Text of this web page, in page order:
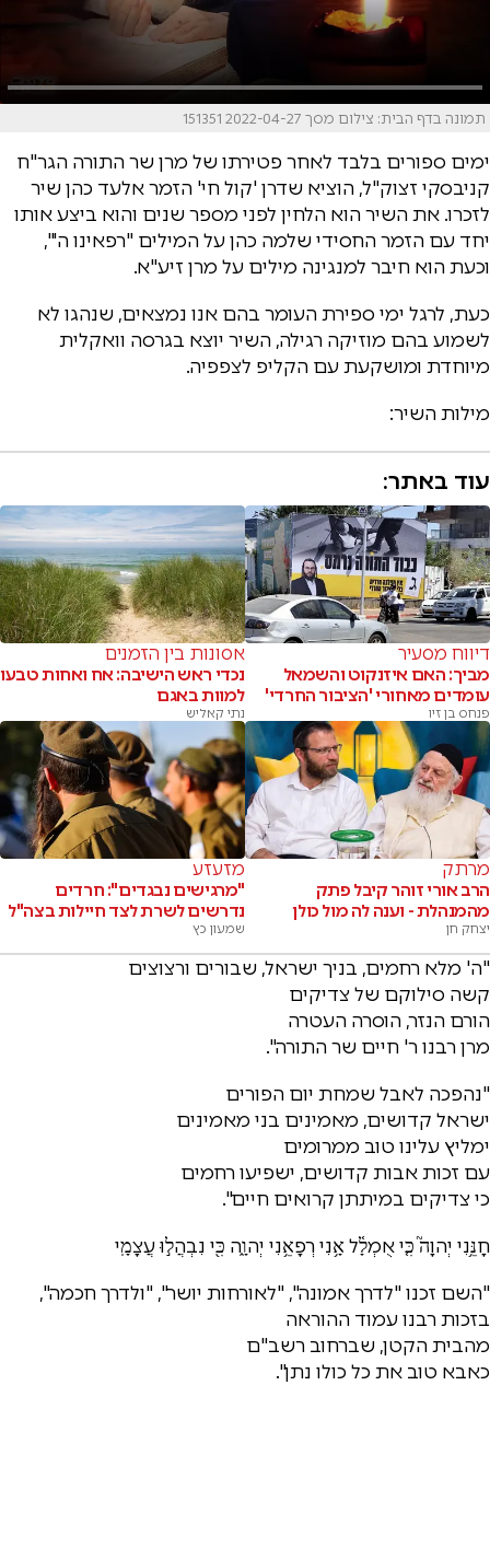
תמונה בדף הבית: צילום מסך 2022-04-27 151351
ימים ספורים בלבד לאחר פטירתו של מרן שר התורה הגר"ח
קניבסקי זצוק"ל, הוציא שדרן 'קול חי' הזמר אלעד כהן שיר
לזכרו. את השיר הוא הלחין לפני מספר שנים והוא ביצע אותו
יחד עם הזמר החסידי שלמה כהן על המילים "רפאינו ה'",
וכעת הוא חיבר למנגינה מילים על מרן זיע"א.
כעת, לרגל ימי ספירת העומר בהם אנו נמצאים, שנהגו לא
לשמוע בהם מוזיקה רגילה, השיר יוצא בגרסה וואקלית
מיוחדת ומושקעת עם הקליפ לצפפיה.
מילות השיר:
עוד באתר:
דיווח מסעיר
מביך: האם איזנקוט והשמאל
עומדים מאחורי 'הציבור החרדי'
פנחס בן זיו
אסונות בין הזמנים
נכדי ראש הישיבה: אח ואחות טבעו
למוות באגם
נתי קאליש
מרתק
הרב אורי זוהר קיבל פתק
מהמנהלת - וענה לה מול כולן
יצחק חן
מזעזע
"מרגישים נבגדים": חרדים
נדרשים לשרת לצד חיילות בצה"ל
שמעון כץ
"ה' מלא רחמים, בניך ישראל, שבורים ורצוצים
קשה סילוקם של צדיקים
הורם הנזר, הוסרה העטרה
מרן רבנו ר' חיים שר התורה".
"נהפכה לאבל שמחת יום הפורים
ישראל קדושים, מאמינים בני מאמינים
ימליץ עלינו טוב ממרומים
עם זכות אבות קדושים, ישפיעו רחמים
כי צדיקים במיתתן קרואים חיים".
חָנֵּ֥נִי יְהוָה֮ כִּ֤י אֻמְלָ֫ל אָ֥נִי רְפָאֵ֥נִי יְהוָ֑ה כִּ֖י נִבְהֲל֣וּ עֲצָמָֽי
"השם זכנו "לדרך אמונה", "לאורחות יושר", "ולדרך חכמה",
בזכות רבנו עמוד ההוראה
מהבית הקטן, שברחוב רשב"ם
כאבא טוב את כל כולו נתן".